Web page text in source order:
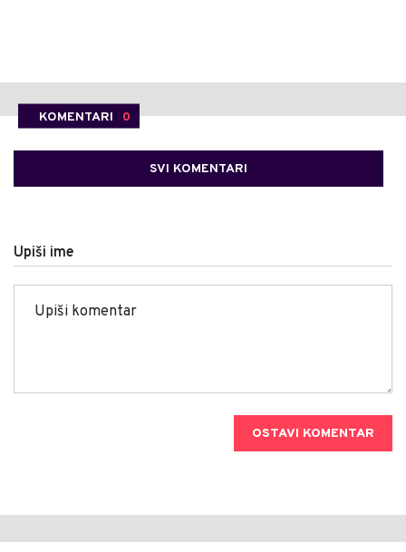
KOMENTARI 0
SVI KOMENTARI
Upiši ime
OSTAVI KOMENTAR